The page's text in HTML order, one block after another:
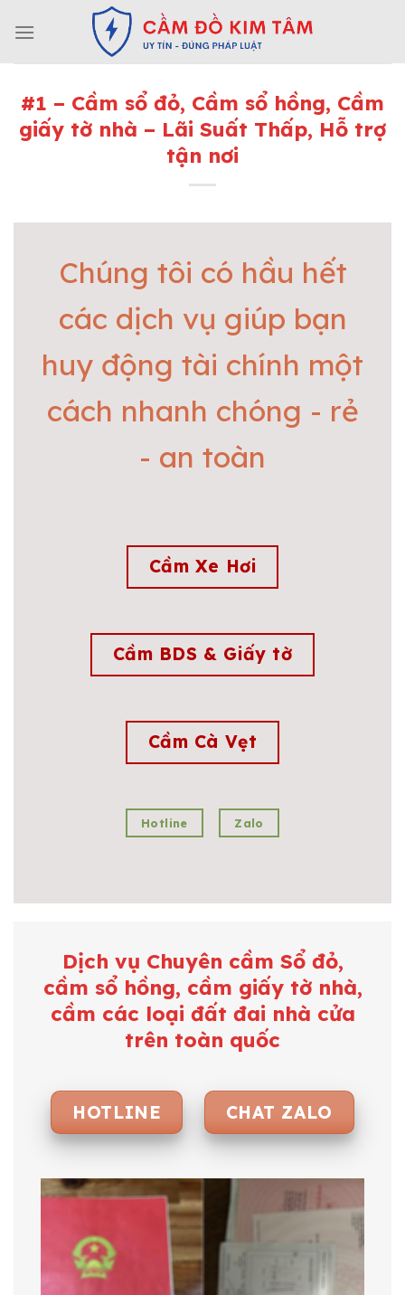
#1 – Cầm sổ đỏ, Cầm sổ hồng, Cầm
giấy tờ nhà – Lãi Suất Thấp, Hỗ trợ
tận nơi
Chúng tôi có hầu hết
các dịch vụ giúp bạn
huy động tài chính một
cách nhanh chóng - rẻ
- an toàn
Cầm Xe Hơi
Cầm BDS & Giấy tờ
Cầm Cà Vẹt
Hotline Zalo
Dịch vụ Chuyên cầm Sổ đỏ,
cầm sổ hồng, cầm giấy tờ nhà,
cầm các loại đất đai nhà cửa
trên toàn quốc
HOTLINE CHAT ZALO